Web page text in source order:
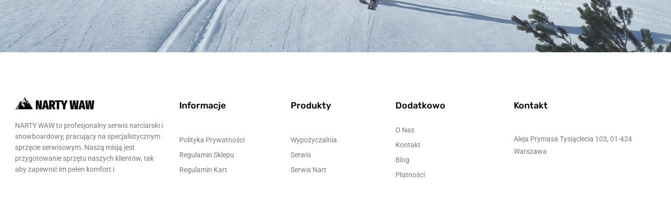
NARTY WAW to profesjonalny serwis narciarski i
snowboardowy, pracujący na specjalistycznym
sprzęcie serwisowym. Naszą misją jest
przygotowanie sprzętu naszych klientów, tak
aby zapewnić im pełen komfort i
Informacje
Polityka Prywatności
Regulamin Sklepu
Regulamin Kart
Produkty
Wypożyczalnia
Serwis
Serwis Nart
Dodatkowo
O Nas
Kontakt
Blog
Płatności
Kontakt
Aleja Prymasa Tysiąclecia 103, 01-424
Warszawa